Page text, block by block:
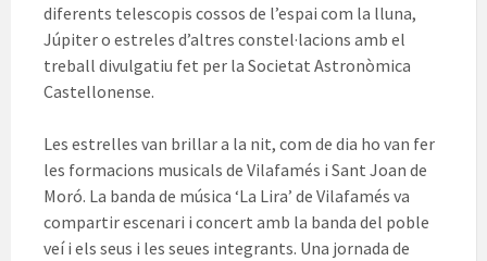
diferents telescopis cossos de l’espai com la lluna,
Júpiter o estreles d’altres constel·lacions amb el
treball divulgatiu fet per la Societat Astronòmica
Castellonense.
Les estrelles van brillar a la nit, com de dia ho van fer
les formacions musicals de Vilafamés i Sant Joan de
Moró. La banda de música ‘La Lira’ de Vilafamés va
compartir escenari i concert amb la banda del poble
veí i els seus i les seues integrants. Una jornada de